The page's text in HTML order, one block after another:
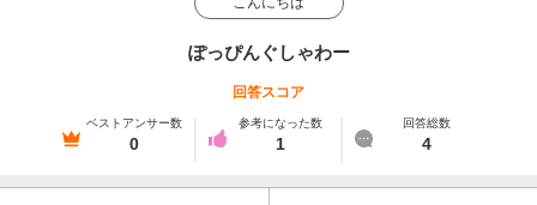
ぽっぴんぐしゃわー
回答スコア
ベストアンサー数
0
参考になった数
1
回答総数
4